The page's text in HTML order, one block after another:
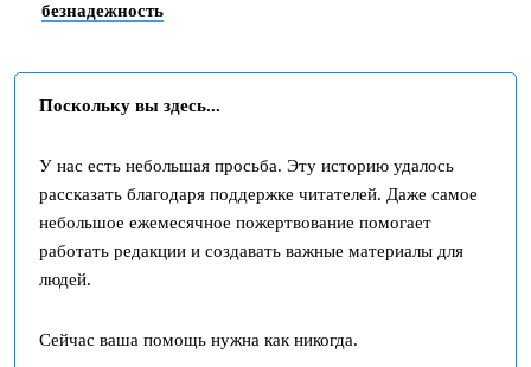
безнадежность
Поскольку вы здесь...
У нас есть небольшая просьба. Эту историю удалось
рассказать благодаря поддержке читателей. Даже самое
небольшое ежемесячное пожертвование помогает
работать редакции и создавать важные материалы для
людей.
Сейчас ваша помощь нужна как никогда.